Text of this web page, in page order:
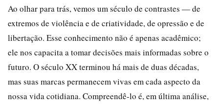
Ao olhar para trás, vemos um século de contrastes — de
extremos de violência e de criatividade, de opressão e de
libertação. Esse conhecimento não é apenas acadêmico;
ele nos capacita a tomar decisões mais informadas sobre o
futuro. O século XX terminou há mais de duas décadas,
mas suas marcas permanecem vivas em cada aspecto da
nossa vida cotidiana. Compreendê-lo é, em última análise,